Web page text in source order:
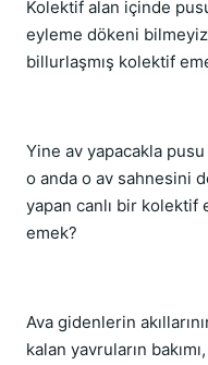
Kolektif alan içinde
eyleme dökeni
billurlaşmış kolektif
Yine av yapacakla
o anda o av sahnesini
yapan canlı bir kolektif
emek?
Ava gidenlerin
kalan yavruların